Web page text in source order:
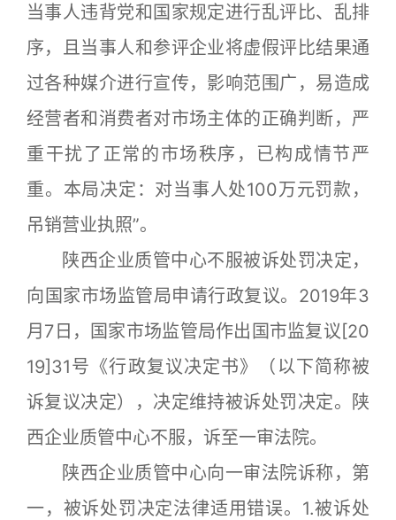
当事人违背党和国家规定进行乱评比、乱排
序，且当事人和参评企业将虚假评比结果通
过各种媒介进行宣传，影响范围广，易造成
经营者和消费者对市场主体的正确判断，严
重干扰了正常的市场秩序，已构成情节严
重。本局决定：对当事人处100万元罚款，
吊销营业执照”。
陕西企业质管中心不服被诉处罚决定，
向国家市场监管局申请行政复议。2019年3
月7日，国家市场监管局作出国市监复议[20
19]31号《行政复议决定书》（以下简称被
诉复议决定），决定维持被诉处罚决定。陕
西企业质管中心不服，诉至一审法院。
陕西企业质管中心向一审法院诉称，第
一，被诉处罚决定法律适用错误。1.被诉处